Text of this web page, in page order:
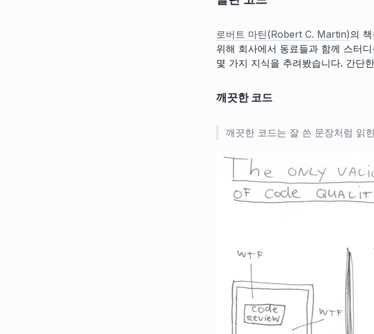
로버트 마틴(Robert C. Martin)의
위해 회사에서 동료들과 함께 스터
몇 가지 지식을 추려봤습니다. 간단
깨끗한 코드
깨끗한 코드는 잘 쓴 문장처럼 읽